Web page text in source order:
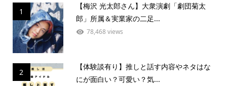
1
【梅沢 光太郎さん】大衆演劇「劇団菊太
郎」所属＆実業家の二足...
78,468 views
2
【体験談有り】推しと話す内容やネタはな
にが面白い？可愛い？気...